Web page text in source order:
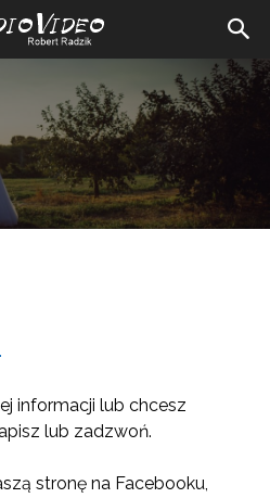
informacji lub chcesz
lub zadzwoń.
stronę na Facebooku,